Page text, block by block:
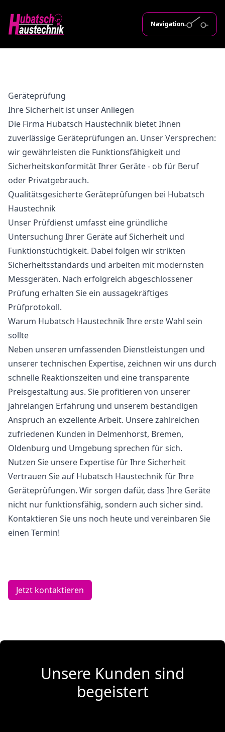
Navigation
Geräteprüfung
Ihre Sicherheit ist unser Anliegen
Die Firma Hubatsch Haustechnik bietet Ihnen
zuverlässige Geräteprüfungen an. Unser Versprechen:
wir gewährleisten die Funktionsfähigkeit und
Sicherheitskonformität Ihrer Geräte - ob für Beruf
oder Privatgebrauch.
Qualitätsgesicherte Geräteprüfungen bei Hubatsch
Haustechnik
Unser Prüfdienst umfasst eine gründliche
Untersuchung Ihrer Geräte auf Sicherheit und
Funktionstüchtigkeit. Dabei folgen wir strikten
Sicherheitsstandards und arbeiten mit modernsten
Messgeräten. Nach erfolgreich abgeschlossener
Prüfung erhalten Sie ein aussagekräftiges
Prüfprotokoll.
Warum Hubatsch Haustechnik Ihre erste Wahl sein
sollte
Neben unseren umfassenden Dienstleistungen und
unserer technischen Expertise, zeichnen wir uns durch
schnelle Reaktionszeiten und eine transparente
Preisgestaltung aus. Sie profitieren von unserer
jahrelangen Erfahrung und unserem beständigen
Anspruch an exzellente Arbeit. Unsere zahlreichen
zufriedenen Kunden in Delmenhorst, Bremen,
Oldenburg und Umgebung sprechen für sich.
Nutzen Sie unsere Expertise für Ihre Sicherheit
Vertrauen Sie auf Hubatsch Haustechnik für Ihre
Geräteprüfungen. Wir sorgen dafür, dass Ihre Geräte
nicht nur funktionsfähig, sondern auch sicher sind.
Kontaktieren Sie uns noch heute und vereinbaren Sie
einen Termin!
Jetzt kontaktieren
Unsere Kunden sind
begeistert